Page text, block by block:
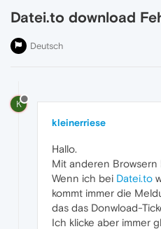
Datei.to download
Deutsch
K
kleinerriese
Hallo.
Mit anderen Browsern
Wenn ich bei Datei.to
kommt immer die
das das Donwload-
Ich klicke aber immer